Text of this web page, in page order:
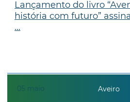
05 maio
Lançamento do livro
história com futuro”
...
Aveiro